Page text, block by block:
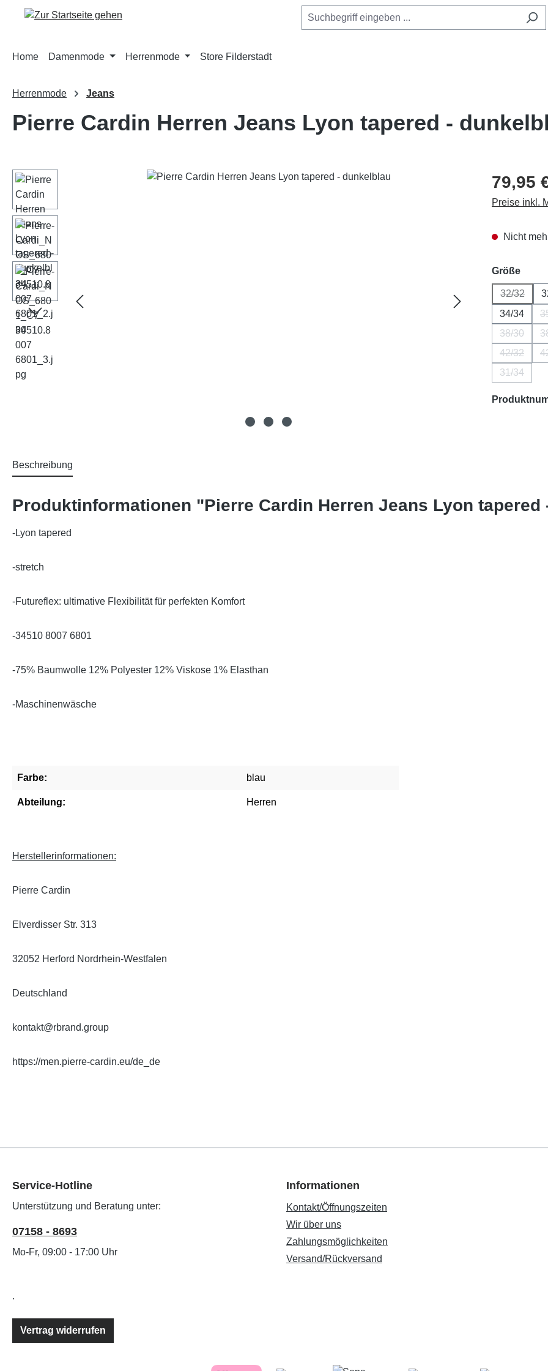
Hauptinhalt springen
Zur Suche springen
Zur Hauptnavigation springen
Home Damenmode Herrenmode Store Filderstadt
Herrenmode Jeans
Pierre Cardin Herren Jeans Lyon tapered -
Bildergalerie überspringen 79,95
Preise inkl.
Nicht
Größe
32/32
(Diese
34/34
38/30
(Diese
42/32
(Diese
31/34
(Diese
Beschreibung
Produktinformationen "Pierre Cardin Herren Jeans Lyon tapered
-Lyon tapered
-stretch
-Futureflex: ultimative Flexibilität für perfekten Komfort
-34510 8007 6801
-75% Baumwolle 12% Polyester 12% Viskose 1% Elasthan
-Maschinenwäsche
Farbe: blau
Abteilung: Herren
Herstellerinformationen:
Pierre Cardin
Elverdisser Str. 313
32052 Herford Nordrhein-Westfalen
Deutschland
kontakt@rbrand.group
https://men.pierre-cardin.eu/de_de
Service-Hotline
Unterstützung und Beratung unter:
07158 - 8693
Mo-Fr, 09:00 - 17:00 Uhr
.
Vertrag widerrufen
Informationen
Kontakt/Öffnungszeiten
Wir über uns
Zahlungsmöglichkeiten
Versand/Rückversand